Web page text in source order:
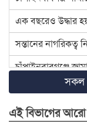
এক বছরেও উদ্ধার
সন্তানের নাগরিকত্ব
চাঁপাইনবাবগঞ্জে
চাঁপাইনবাবগঞ্জে
৪ হত্যা মামলার
সকল
এই বিভাগের